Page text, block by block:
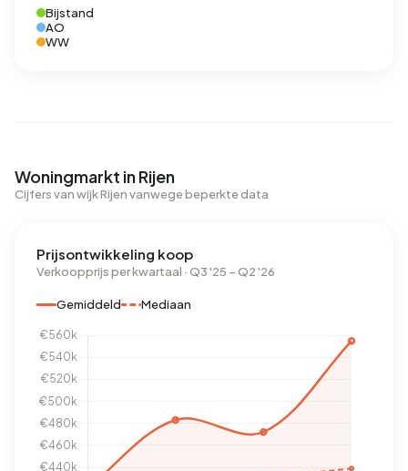
Bijstand
AO
WW
Woningmarkt in Rijen
Cijfers van wijk Rijen vanwege beperkte data
Prijsontwikkeling koop
Verkoopprijs per kwartaal · Q3 '25 – Q2 '26
Gemiddeld Mediaan